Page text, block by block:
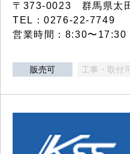
〒373-0023 群馬県太
TEL：0276-22-7749
営業時間：8:30〜17:30
販売可 工事・取付